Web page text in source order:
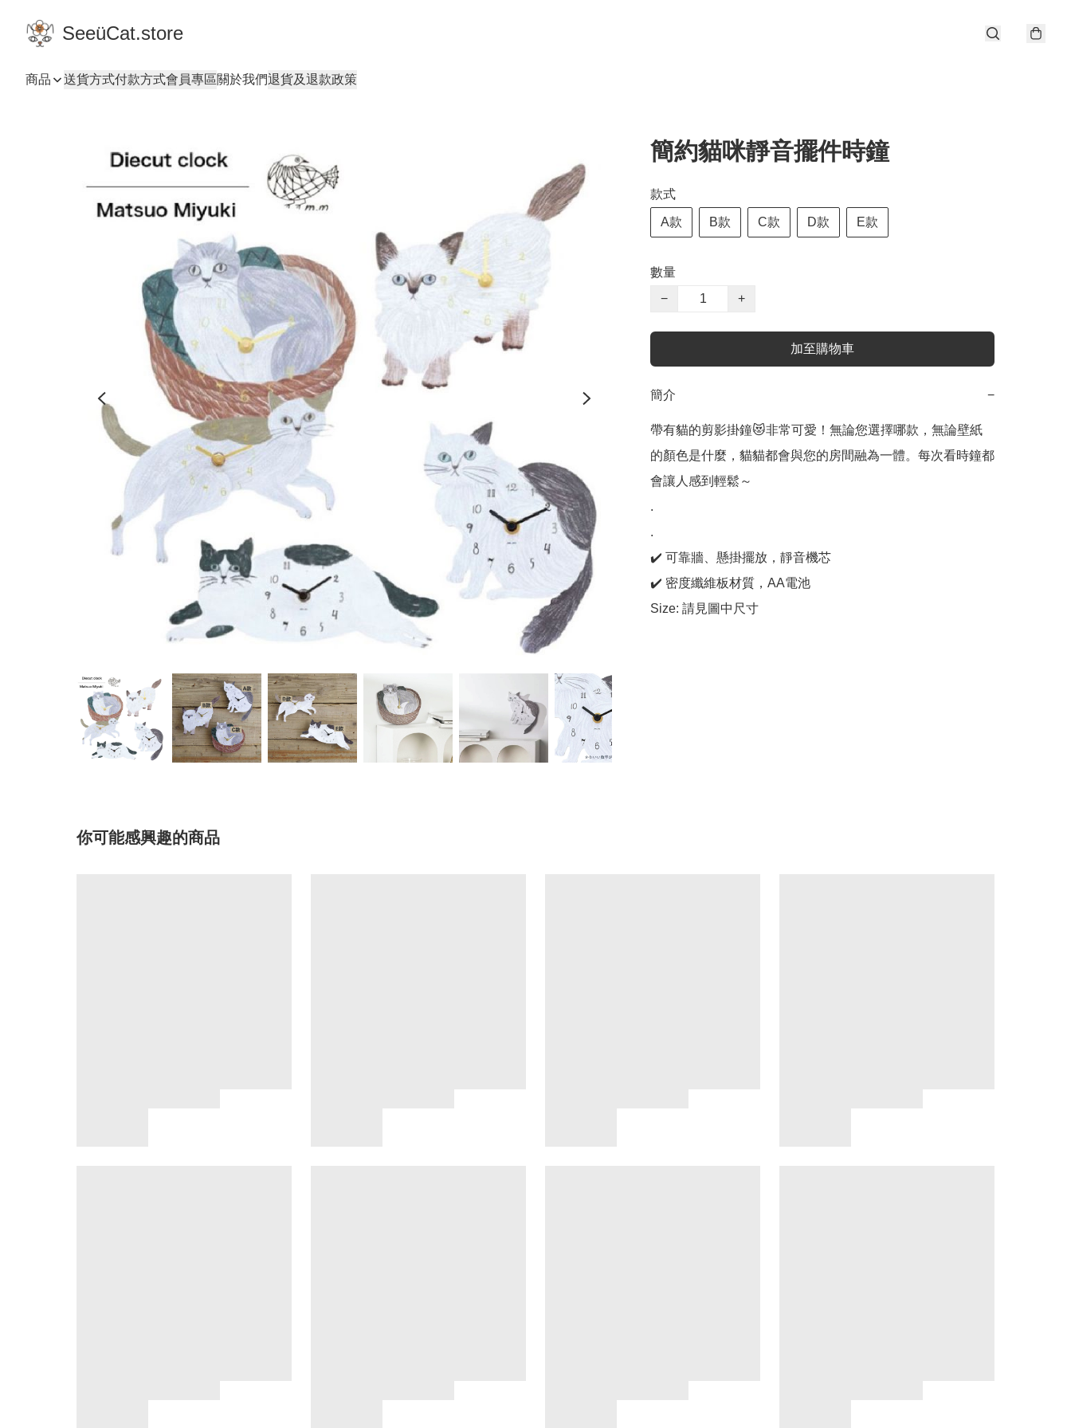
SeeüCat.store
商品 送貨方式付款方式會員專區關於我們退貨及退款政策
簡約貓咪靜音擺件時鐘
款式
A款 B款 C款 D款 E款
數量
−
+
加至購物車
簡介 −
帶有貓的剪影掛鐘😻非常可愛！無論您選擇哪款，無論壁紙
的顏色是什麼，貓貓都會與您的房間融為一體。每次看時鐘都
會讓人感到輕鬆～
.
.
✔️ 可靠牆、懸掛擺放，靜音機芯
✔️ 密度纖維板材質，AA電池
Size: 請見圖中尺寸
你可能感興趣的商品